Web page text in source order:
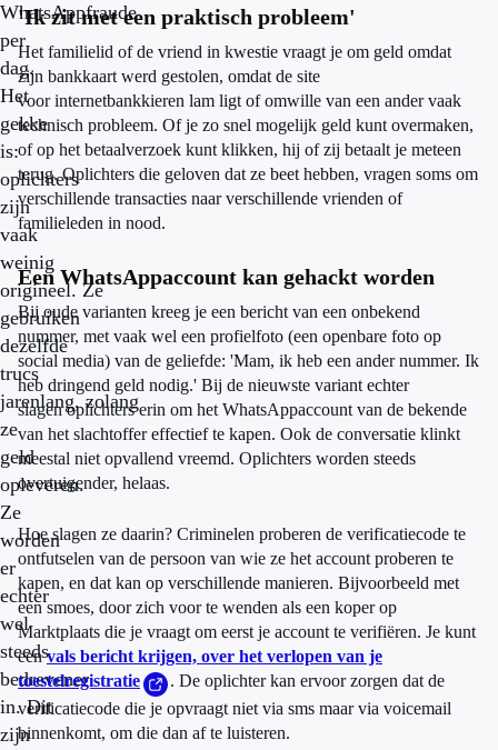
WhatsAppfraude
per
dag.
Het
gekke
is:
oplichters
zijn
vaak
weinig
origineel. Ze
gebruiken
dezelfde
trucs
jarenlang, zolang
ze
geld
opleveren.
Ze
worden
er
echter
wel
steeds
bedrevener
in. Dit
zijn
'Ik zit met een praktisch probleem'
Het familielid of de vriend in kwestie vraagt je om geld omdat
zijn bankkaart werd gestolen, omdat de site
voor internetbankkieren lam ligt of omwille van een ander vaak
technisch probleem. Of je zo snel mogelijk geld kunt overmaken,
of op het betaalverzoek kunt klikken, hij of zij betaalt je meteen
terug. Oplichters die geloven dat ze beet hebben, vragen soms om
verschillende transacties naar verschillende vrienden of
familieleden in nood.
Een WhatsAppaccount kan gehackt worden
Bij oude varianten kreeg je een bericht van een onbekend
nummer, met vaak wel een profielfoto (een openbare foto op
social media) van de geliefde: 'Mam, ik heb een ander nummer. Ik
heb dringend geld nodig.' Bij de nieuwste variant echter
slagen oplichters erin om het WhatsAppaccount van de bekende
van het slachtoffer effectief te kapen. Ook de conversatie klinkt
meestal niet opvallend vreemd. Oplichters worden steeds
overtuigender, helaas.
Hoe slagen ze daarin? Criminelen proberen de verificatiecode te
ontfutselen van de persoon van wie ze het account proberen te
kapen, en dat kan op verschillende manieren. Bijvoorbeeld met
een smoes, door zich voor te wenden als een koper op
Marktplaats die je vraagt om eerst je account te verifiëren. Je kunt
eenvals bericht krijgen, over het verlopen van je
toestelregistratie
. De oplichter kan ervoor zorgen dat de
verificatiecode die je opvraagt niet via sms maar via voicemail
binnenkomt, om die dan af te luisteren.